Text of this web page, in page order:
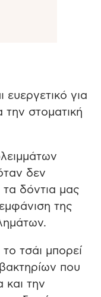
ευεργετικό για
την στοματική
δεν
τα δόντια μας
της
τσάι μπορεί
που
και την